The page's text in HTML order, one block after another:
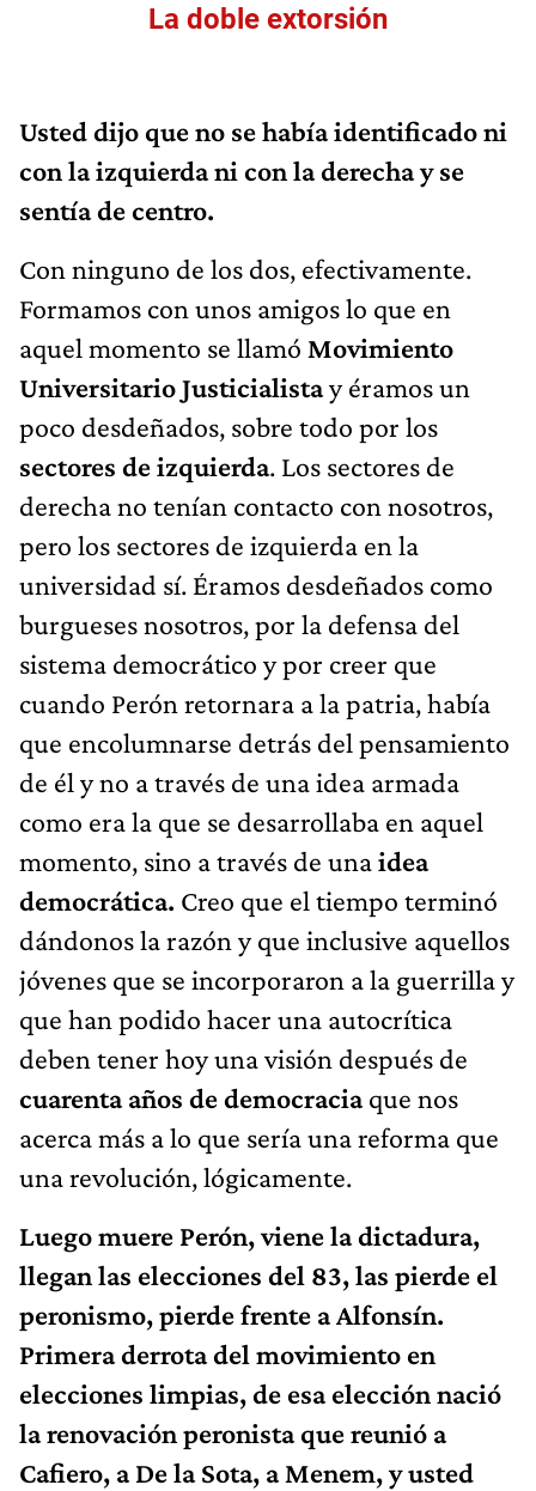
La doble extorsión
Usted dijo que no se había identificado ni
con la izquierda ni con la derecha y se
sentía de centro.
Con ninguno de los dos, efectivamente.
Formamos con unos amigos lo que en
aquel momento se llamó Movimiento
Universitario Justicialistay éramos un
poco desdeñados, sobre todo por los
sectores de izquierda. Los sectores de
derecha no tenían contacto con nosotros,
pero los sectores de izquierda en la
universidad sí. Éramos desdeñados como
burgueses nosotros, por la defensa del
sistema democrático y por creer que
cuando Perón retornara a la patria, había
que encolumnarse detrás del pensamiento
de él y no a través de una idea armada
como era la que se desarrollaba en aquel
momento, sino a través de unaidea
democrática. Creo que el tiempo terminó
dándonos la razón y que inclusive aquellos
jóvenes que se incorporaron a la guerrilla y
que han podido hacer una autocrítica
deben tener hoy una visión después de
cuarenta años de democraciaque nos
acerca más a lo que sería una reforma que
una revolución, lógicamente.
Luego muere Perón, viene la dictadura,
llegan las elecciones del 83, las pierde el
peronismo, pierde frente a Alfonsín.
Primera derrota del movimiento en
elecciones limpias, de esa elección nació
la renovación peronista que reunió a
Cafiero, a De la Sota, a Menem, y usted